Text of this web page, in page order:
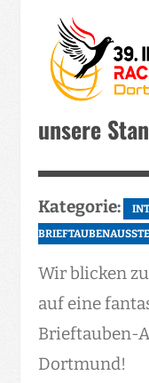
Tierschutz
Medien
Jugendliche
unsere
Kategorie:
Wir blicken
auf eine
Brieftauben-
Dortmund!